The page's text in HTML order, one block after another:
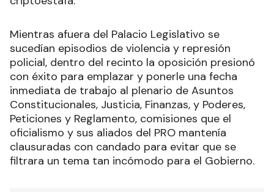
Mientras afuera del Palacio Legislativo se
sucedían episodios de violencia y represión
policial, dentro del recinto la oposición presionó
con éxito para emplazar y ponerle una fecha
inmediata de trabajo al plenario de Asuntos
Constitucionales, Justicia, Finanzas, y Poderes,
Peticiones y Reglamento, comisiones que el
oficialismo y sus aliados del PRO mantenía
clausuradas con candado para evitar que se
filtrara un tema tan incómodo para el Gobierno.